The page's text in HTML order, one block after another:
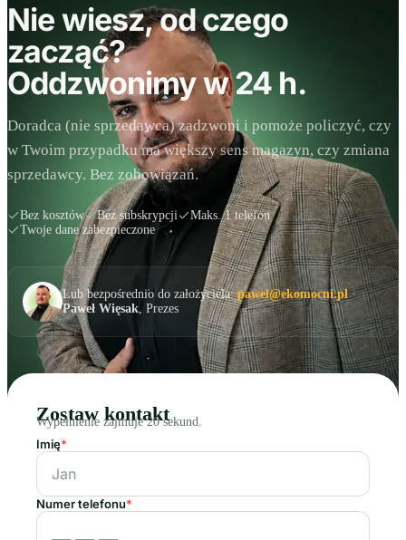
Nie wiesz, od czego
zacząć?
Oddzwonimy w 24 h.
Doradca (nie sprzedawca) zadzwoni i pomoże policzyć, czy
w Twoim przypadku ma większy sens magazyn, czy zmiana
sprzedawcy. Bez zobowiązań.
Bez kosztów Bez subskrypcji
Maks. 1 telefon
Twoje dane zabezpieczone
Lub bezpośrednio do założyciela:pawel@ekomocni.pl·
Paweł Więsak, Prezes
Zostaw kontakt
Wypełnienie zajmuje 20 sekund.
Imię*
Numer telefonu*